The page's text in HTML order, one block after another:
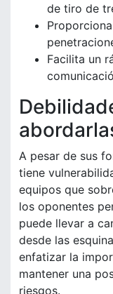
de tiro de
Facilita un
A pesar de sus
tiene
equipos que
los oponentes
puede llevar a
desde las
enfatizar la
mantener una
riesgos.